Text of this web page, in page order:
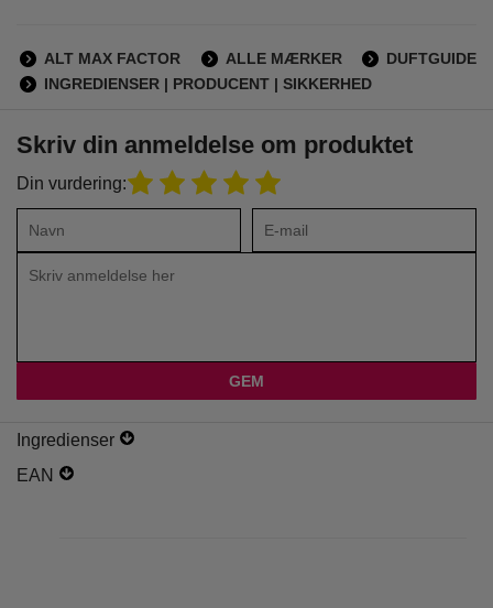
ALT MAX FACTOR ALLE MÆRKER
DUFTGUIDE
INGREDIENSER | PRODUCENT | SIKKERHED
Skriv din anmeldelse om produktet
Din vurdering:
Ingredienser
EAN